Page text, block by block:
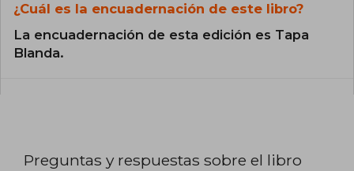
¿Cuál es la encuadernación de este libro?
La encuadernación de esta edición es Tapa
Blanda.
Preguntas y respuestas sobre el libro